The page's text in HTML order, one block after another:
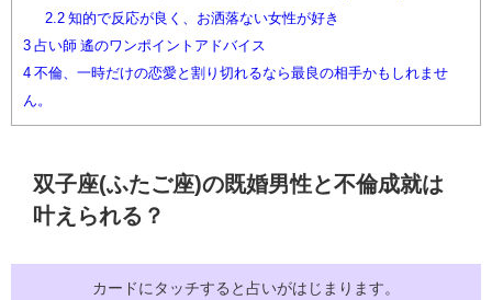
2.2知的で反応が良く、お洒落ない女性が好き
3 占い師 遙のワンポイントアドバイス
4 不倫、一時だけの恋愛と割り切れるなら最良の相手かもしれませ
ん。
双子座(ふたご座)の既婚男性と不倫成就は
叶えられる？
カードにタッチすると占いがはじまります。